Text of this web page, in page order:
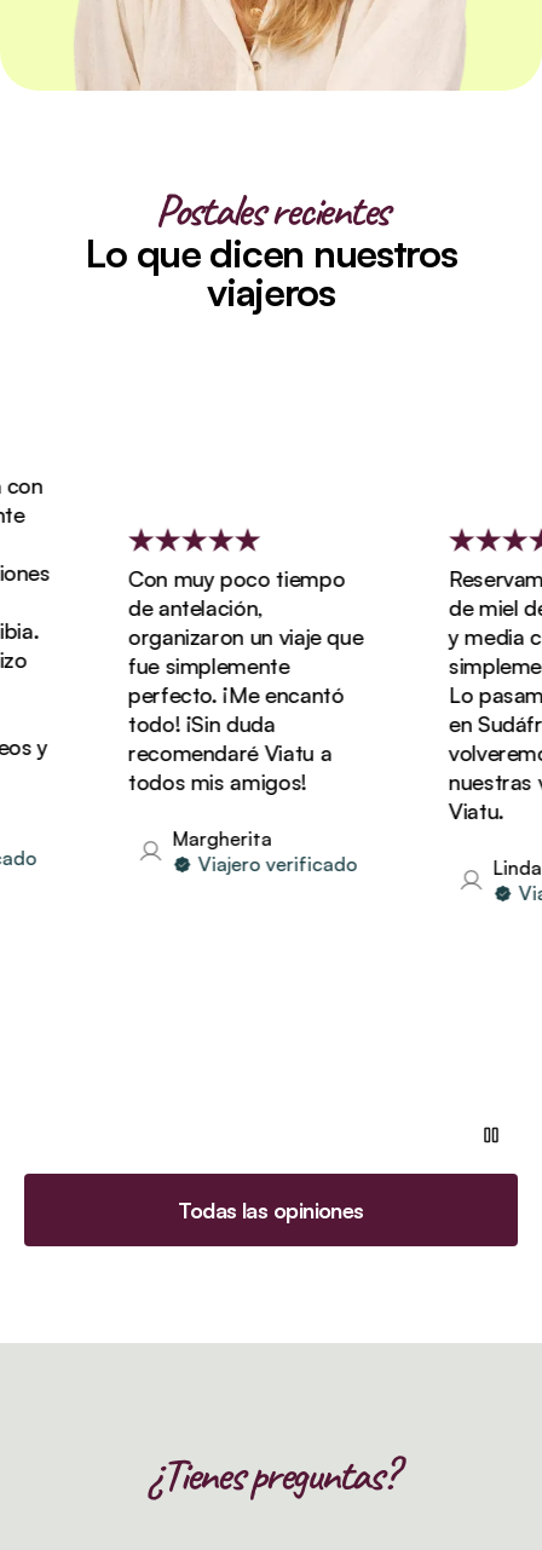
Postales recientes
Lo que dicen nuestros
viajeros
Con muy poco tiempo
de antelación,
organizaron un viaje que
fue simplemente
perfecto. ¡Me encantó
todo! ¡Sin duda
recomendaré Viatu a
todos mis amigos!
Margherita
Viajero verificado
Reservamos
de miel de tres
y media con
simplemente
Lo pasamos
en Sudáfrica y
volveremos a
nuestras
Linda
Viajero
Todas las opiniones
¿Tienes preguntas?